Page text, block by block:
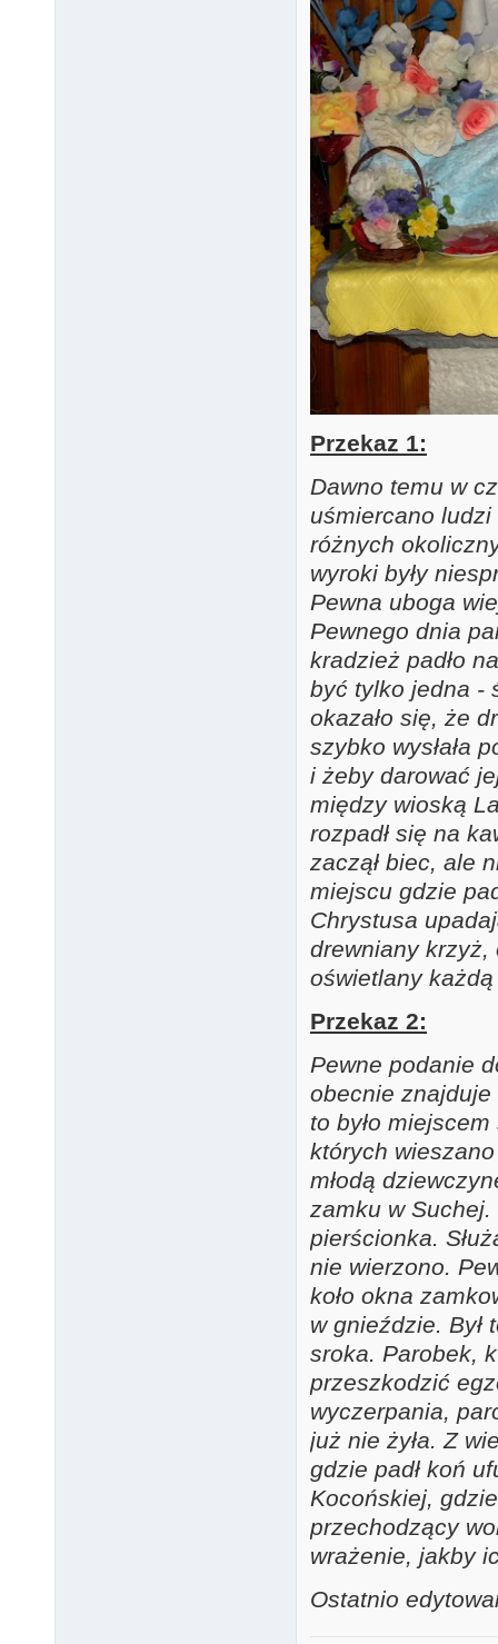
Przekaz 1:
Dawno temu w
uśmiercano
różnych
wyroki były
Pewna uboga
Pewnego dnia
kradzież padło
być tylko jedna -
okazało się, że
szybko wysłała
i żeby darować
między wioską
rozpadł się na
zaczął biec, ale
miejscu gdzie
Chrystusa
drewniany
oświetlany
Przekaz 2:
Pewne podanie
obecnie
to było
których
młodą
zamku w Suchej.
pierścionka.
nie wierzono.
koło okna
w gnieździe. Był
sroka. Parobek,
przeszkodzić
wyczerpania,
już nie żyła. Z
gdzie padł koń
Kocońskiej,
przechodzący
wrażenie, jakby
Ostatnio